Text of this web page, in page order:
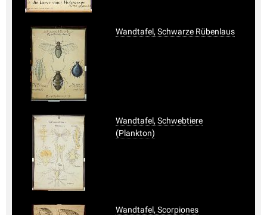
Wandtafel, Schwarze Rübenlaus
Wandtafel, Schwebtiere
(Plankton)
Wandtafel, Scorpiones